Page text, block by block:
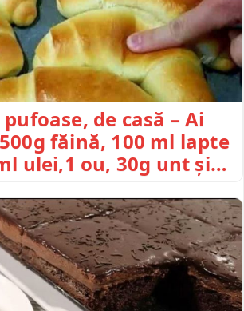
de casă – Ai
făină, 100 ml lapte
ulei,1 ou, 30g unt și…